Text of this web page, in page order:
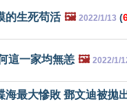
的生死苟活 🖼️ 2022/1/13 (
這一家均無恙 🖼️ 2022/1/
海最大慘敗 鄧文迪被拋